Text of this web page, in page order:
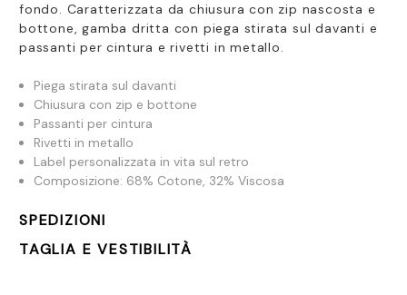
fondo. Caratterizzata da chiusura con zip nascosta e
bottone, gamba dritta con piega stirata sul davanti e
passanti per cintura e rivetti in metallo.
Piega stirata sul davanti
Chiusura con zip e bottone
Passanti per cintura
Rivetti in metallo
Label personalizzata in vita sul retro
Composizione: 68% Cotone, 32% Viscosa
SPEDIZIONI
TAGLIA E VESTIBILITÀ